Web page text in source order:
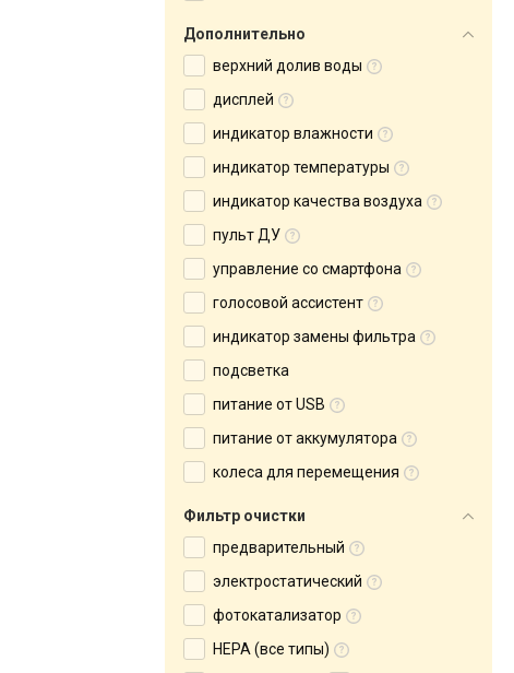
Дополнительно
верхний долив воды
дисплей
индикатор влажности
индикатор температуры
индикатор качества воздуха
пульт ДУ
управление со смартфона
голосовой ассистент
индикатор замены фильтра
подсветка
питание от USB
питание от аккумулятора
колеса для перемещения
Фильтр очистки
предварительный
электростатический
фотокатализатор
HEPA (все типы)